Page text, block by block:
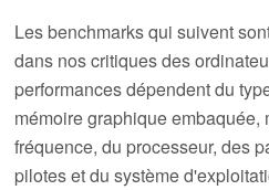
Les benchmarks qui suivent
dans nos critiques des
performances dépendent du
mémoire graphique embaquée,
fréquence, du processeur, des
pilotes et du système